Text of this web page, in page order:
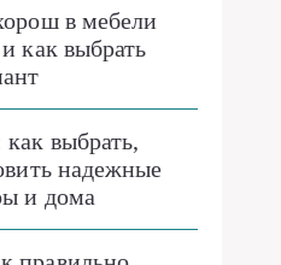
в мебели
как выбрать
выбрать,
надежные
и дома